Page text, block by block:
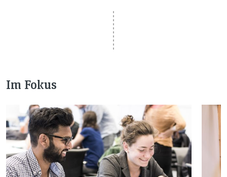
Im Fokus